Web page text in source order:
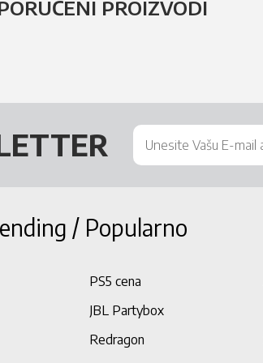
PROIZVODI
/ Popularno
PS5 cena
JBL Partybox
Redragon